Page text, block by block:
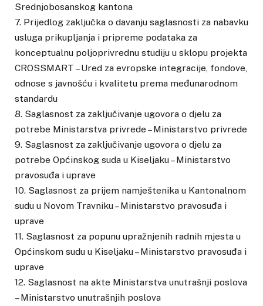
Srednjobosanskog kantona
7. Prijedlog zaključka o davanju saglasnosti za nabavku
usluga prikupljanja i pripreme podataka za
konceptualnu poljoprivrednu studiju u sklopu projekta
CROSSMART – Ured za evropske integracije, fondove,
odnose s javnošću i kvalitetu prema međunarodnom
standardu
8. Saglasnost za zaključivanje ugovora o djelu za
potrebe Ministarstva privrede – Ministarstvo privrede
9. Saglasnost za zaključivanje ugovora o djelu za
potrebe Općinskog suda u Kiseljaku – Ministarstvo
pravosuđa i uprave
10. Saglasnost za prijem namještenika u Kantonalnom
sudu u Novom Travniku – Ministarstvo pravosuđa i
uprave
11. Saglasnost za popunu upražnjenih radnih mjesta u
Općinskom sudu u Kiseljaku – Ministarstvo pravosuđa i
uprave
12. Saglasnost na akte Ministarstva unutrašnji poslova
– Ministarstvo unutrašnjih poslova